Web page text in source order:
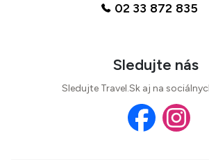
02 33 872 835
Sledujte nás
Sledujte Travel.Sk aj na